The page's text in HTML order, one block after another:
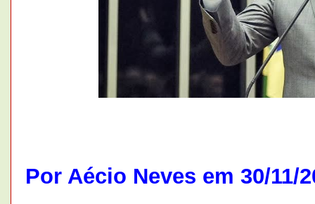
Por Aécio Neves em 30/11/